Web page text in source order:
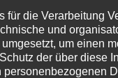
für die Verarbeitung
und
um einen
der über diese
personenbezogenen